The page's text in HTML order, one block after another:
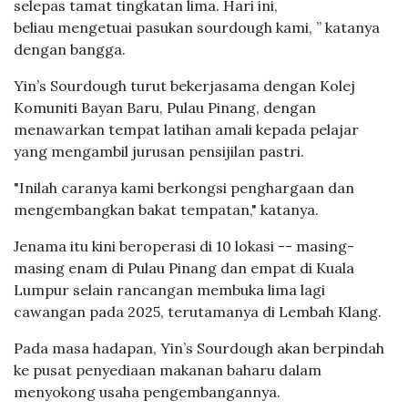
selepas tamat tingkatan lima. Hari ini,
beliau mengetuai pasukan sourdough kami, ” katanya
dengan bangga.
Yin’s Sourdough turut bekerjasama dengan Kolej
Komuniti Bayan Baru, Pulau Pinang, dengan
menawarkan tempat latihan amali kepada pelajar
yang mengambil jurusan pensijilan pastri.
"Inilah caranya kami berkongsi penghargaan dan
mengembangkan bakat tempatan," katanya.
Jenama itu kini beroperasi di 10 lokasi -- masing-
masing enam di Pulau Pinang dan empat di Kuala
Lumpur selain rancangan membuka lima lagi
cawangan pada 2025, terutamanya di Lembah Klang.
Pada masa hadapan, Yin’s Sourdough akan berpindah
ke pusat penyediaan makanan baharu dalam
menyokong usaha pengembangannya.